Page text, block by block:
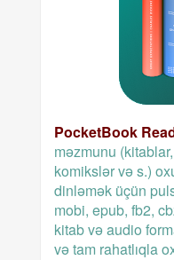
PocketBook
məzmunu
komikslər və s.)
dinləmək üçün
mobi, epub, fb2,
kitab və audio
və tam rahatlıqla